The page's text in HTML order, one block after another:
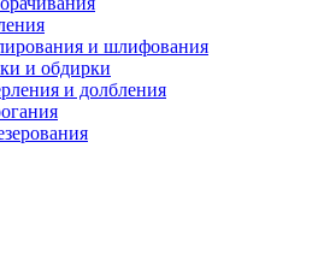
и шлифования
и обдирки
и долбления